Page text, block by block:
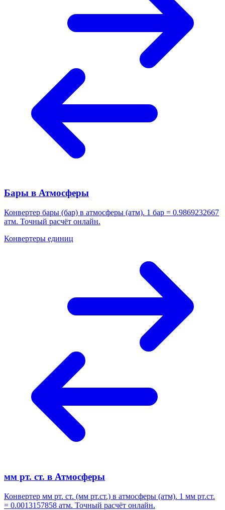
Бары в Атмосферы
Конвертер бары (бар) в атмосферы (атм). 1 бар = 0.9869232667
атм. Точный расчёт онлайн.
Конвертеры единиц
мм рт. ст. в Атмосферы
Конвертер мм рт. ст. (мм рт.ст.) в атмосферы (атм). 1 мм рт.ст.
= 0.0013157858 атм. Точный расчёт онлайн.